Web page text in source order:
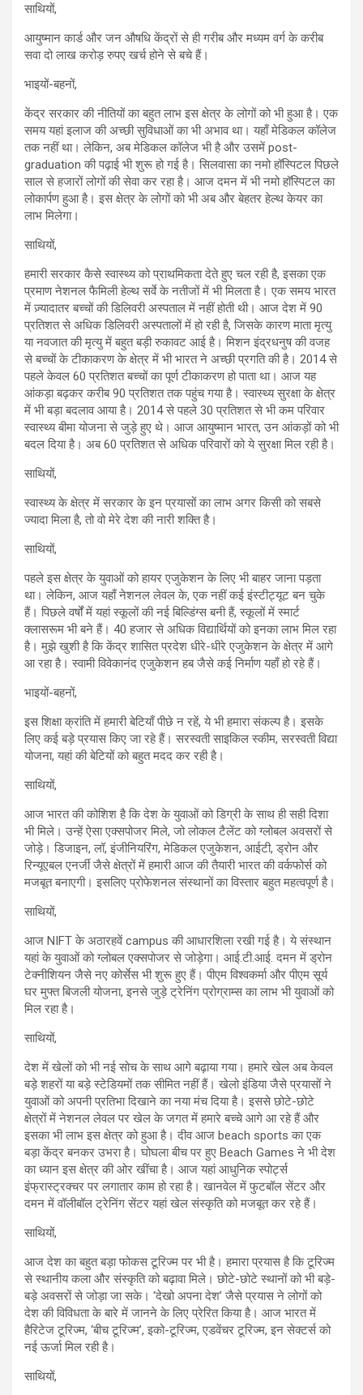
साथियों,
आयुष्मान कार्ड और जन औषधि केंद्रों से ही गरीब और मध्यम वर्ग के करीब
सवा दो लाख करोड़ रुपए खर्च होने से बचे हैं।
भाइयों-बहनों,
केंद्र सरकार की नीतियों का बहुत लाभ इस क्षेत्र के लोगों को भी हुआ है। एक
समय यहां इलाज की अच्छी सुविधाओं का भी अभाव था। यहाँ मेडिकल कॉलेज
तक नहीं था। लेकिन, अब मेडिकल कॉलेज भी है और उसमें post-
graduation की पढ़ाई भी शुरू हो गई है। सिलवासा का नमो हॉस्पिटल पिछले
साल से हजारों लोगों की सेवा कर रहा है। आज दमन में भी नमो हॉस्पिटल का
लोकार्पण हुआ है। इस क्षेत्र के लोगों को भी अब और बेहतर हेल्थ केयर का
लाभ मिलेगा।
साथियों,
हमारी सरकार कैसे स्वास्थ्य को प्राथमिकता देते हुए चल रही है, इसका एक
प्रमाण नेशनल फैमिली हेल्थ सर्वे के नतीजों में भी मिलता है। एक समय भारत
में ज़्यादातर बच्चों की डिलिवरी अस्पताल में नहीं होती थी। आज देश में 90
प्रतिशत से अधिक डिलिवरी अस्पतालों में हो रही है, जिसके कारण माता मृत्यु
या नवजात की मृत्यु में बहुत बड़ी रुकावट आई है। मिशन इंद्रधनुष की वजह
से बच्चों के टीकाकरण के क्षेत्र में भी भारत ने अच्छी प्रगति की है। 2014 से
पहले केवल 60 प्रतिशत बच्चों का पूर्ण टीकाकरण हो पाता था। आज यह
आंकड़ा बढ़कर करीब 90 प्रतिशत तक पहुंच गया है। स्वास्थ्य सुरक्षा के क्षेत्र
में भी बड़ा बदलाव आया है। 2014 से पहले 30 प्रतिशत से भी कम परिवार
स्वास्थ्य बीमा योजना से जुड़े हुए थे। आज आयुष्मान भारत, उन आंकड़ों को भी
बदल दिया है। अब 60 प्रतिशत से अधिक परिवारों को ये सुरक्षा मिल रही है।
साथियों,
स्वास्थ्य के क्षेत्र में सरकार के इन प्रयासों का लाभ अगर किसी को सबसे
ज्यादा मिला है, तो वो मेरे देश की नारी शक्ति है।
साथियों,
पहले इस क्षेत्र के युवाओं को हायर एजुकेशन के लिए भी बाहर जाना पड़ता
था। लेकिन, आज यहाँ नेशनल लेवल के, एक नहीं कई इंस्टीट्यूट बन चुके
हैं। पिछले वर्षों में यहां स्कूलों की नई बिल्डिंग्स बनी हैं, स्कूलों में स्मार्ट
क्लासरूम भी बने हैं। 40 हजार से अधिक विद्यार्थियों को इनका लाभ मिल रहा
है। मुझे खुशी है कि केंद्र शासित प्रदेश धीरे-धीरे एजुकेशन के क्षेत्र में आगे
आ रहा है। स्वामी विवेकानंद एजुकेशन हब जैसे कई निर्माण यहाँ हो रहे हैं।
भाइयों-बहनों,
इस शिक्षा क्रांति में हमारी बेटियाँ पीछे न रहें, ये भी हमारा संकल्प है। इसके
लिए कई बड़े प्रयास किए जा रहे हैं। सरस्वती साइकिल स्कीम, सरस्वती विद्या
योजना, यहां की बेटियों को बहुत मदद कर रही है।
साथियों,
आज भारत की कोशिश है कि देश के युवाओं को डिग्री के साथ ही सही दिशा
भी मिले। उन्हें ऐसा एक्सपोजर मिले, जो लोकल टैलेंट को ग्लोबल अवसरों से
जोड़े। डिजाइन, लॉ, इंजीनियरिंग, मेडिकल एजुकेशन, आईटी, ड्रोन और
रिन्यूएबल एनर्जी जैसे क्षेत्रों में हमारी आज की तैयारी भारत की वर्कफोर्स को
मजबूत बनाएगी। इसलिए प्रोफेशनल संस्थानों का विस्तार बहुत महत्वपूर्ण है।
साथियों,
आज NIFT के अठारहवें campus की आधारशिला रखी गई है। ये संस्थान
यहां के युवाओं को ग्लोबल एक्सपोजर से जोड़ेगा। आई.टी.आई. दमन में ड्रोन
टेक्नीशियन जैसे नए कोर्सेस भी शुरू हुए हैं। पीएम विश्वकर्मा और पीएम सूर्य
घर मुफ्त बिजली योजना, इनसे जुड़े ट्रेनिंग प्रोग्राम्स का लाभ भी युवाओं को
मिल रहा है।
साथियों,
देश में खेलों को भी नई सोच के साथ आगे बढ़ाया गया। हमारे खेल अब केवल
बड़े शहरों या बड़े स्टेडियमों तक सीमित नहीं हैं। खेलो इंडिया जैसे प्रयासों ने
युवाओं को अपनी प्रतिभा दिखाने का नया मंच दिया है। इससे छोटे-छोटे
क्षेत्रों में नेशनल लेवल पर खेल के जगत में हमारे बच्चे आगे आ रहे हैं और
इसका भी लाभ इस क्षेत्र को हुआ है। दीव आज beach sports का एक
बड़ा केंद्र बनकर उभरा है। घोघला बीच पर हुए Beach Games ने भी देश
का ध्यान इस क्षेत्र की ओर खींचा है। आज यहां आधुनिक स्पोर्ट्स
इंफ्रास्ट्रक्चर पर लगातार काम हो रहा है। खानवेल में फुटबॉल सेंटर और
दमन में वॉलीबॉल ट्रेनिंग सेंटर यहां खेल संस्कृति को मजबूत कर रहे हैं।
साथियों,
आज देश का बहुत बड़ा फोकस टूरिज्म पर भी है। हमारा प्रयास है कि टूरिज्म
से स्थानीय कला और संस्कृति को बढ़ावा मिले। छोटे-छोटे स्थानों को भी बड़े-
बड़े अवसरों से जोड़ा जा सके। ‘देखो अपना देश’ जैसे प्रयास ने लोगों को
देश की विविधता के बारे में जानने के लिए प्रेरित किया है। आज भारत में
हैरिटेज टूरिज्म, ‘बीच टूरिज्म’, इको-टूरिज्म, एडवेंचर टूरिज्म, इन सेक्टर्स को
नई ऊर्जा मिल रही है।
साथियों,